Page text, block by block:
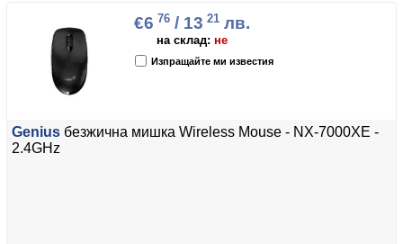
€6 76/ 13 21лв.
на склад: не
Изпращайте ми известия
Genius безжична мишка Wireless Mouse - NX-7000XE -
2.4GHz